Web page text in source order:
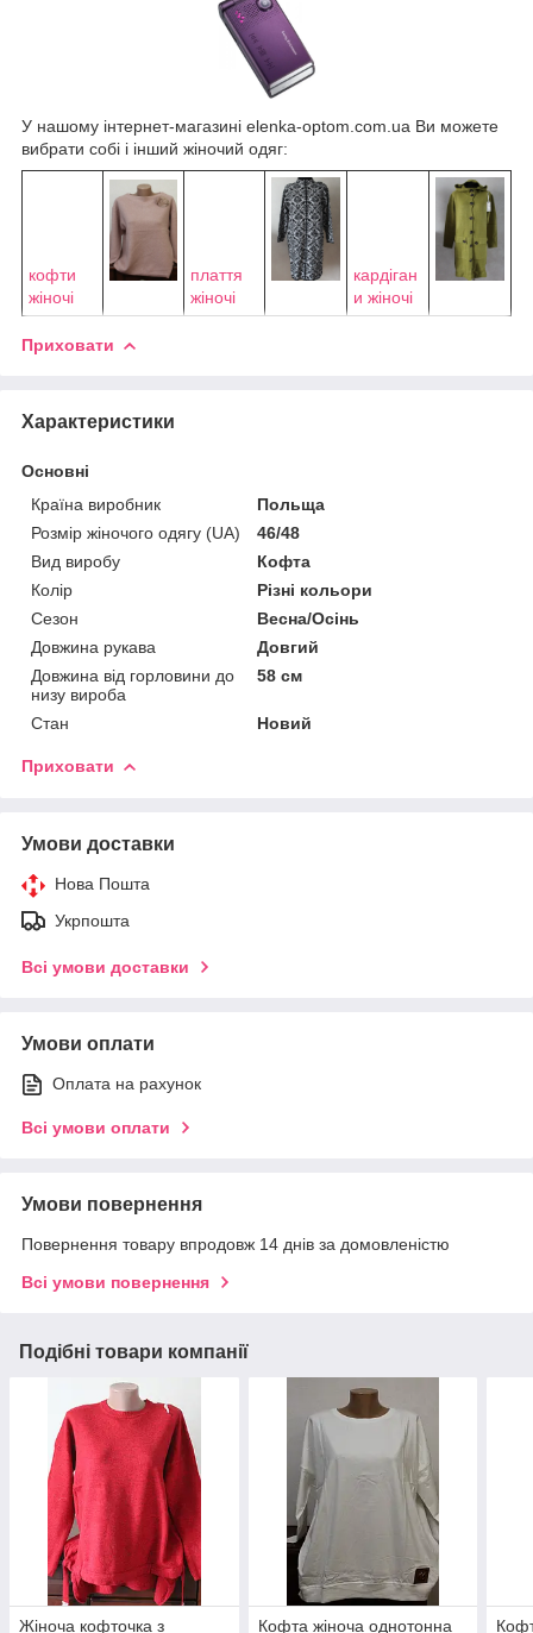
У нашому інтернет-магазині elenka-optom.com.ua Ви можете
вибрати собі і інший жіночий одяг:
кофти
жіночі
плаття
жіночі
кардіган
и жіночі
Приховати
Характеристики
Основні
Країна виробник
Польща
Розмір жіночого одягу (UA)
46/48
Вид виробу
Кофта
Колір
Різні кольори
Сезон
Весна/Осінь
Довжина рукава
Довгий
Довжина від горловини до
низу вироба
58 см
Стан Новий
Приховати
Умови доставки
Нова Пошта
Укрпошта
Всі умови доставки
Умови оплати
Оплата на рахунок
Всі умови оплати
Умови повернення
Повернення товару впродовж 14 днів за домовленістю
Всі умови повернення
Подібні товари компанії
Жіноча кофточка з
Кофта жіноча однотонна